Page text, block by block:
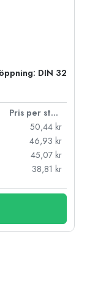
DIN 32
Pris per styck
50,44 kr
46,93 kr
45,07 kr
38,81 kr